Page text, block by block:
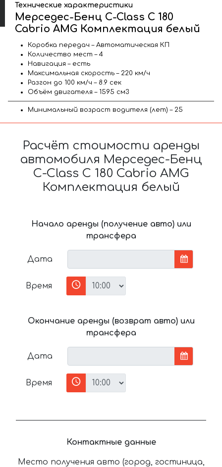
Технические характеристики
Мерседес-Бенц C-Class C 180
Cabrio AMG Комплектация белый
Коробка передач – Автоматическая КП
Количество мест – 4
Навигация – есть
Максимальная скорость – 220 км/ч
Разгон до 100 км/ч – 8.9 сек
Объём двигателя – 1595 см3
Минимальный возраст водителя (лет) – 25
Расчёт стоимости аренды
автомобиля Мерседес-Бенц
C-Class C 180 Cabrio AMG
Комплектация белый
Начало аренды (получение авто) или
трансфера
Дата
Время
Окончание аренды (возврат авто) или
трансфера
Дата
Время
Контактные данные
Место получения авто (город, гостиница,